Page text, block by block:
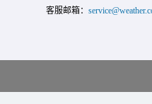
客服邮箱：